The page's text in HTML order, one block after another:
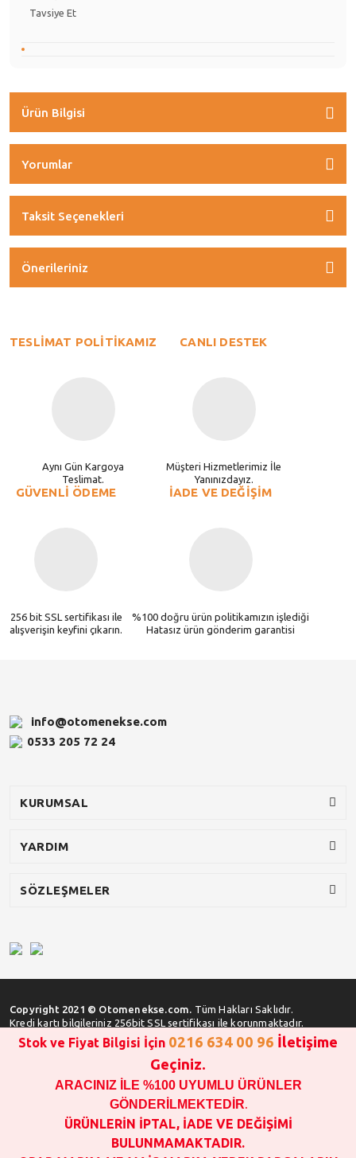
Tavsiye Et
Ürün Bilgisi
Yorumlar
Taksit Seçenekleri
Önerileriniz
TESLİMAT POLİTİKAMIZ
Aynı Gün Kargoya
Teslimat.
CANLI DESTEK
Müşteri Hizmetlerimiz İle
Yanınızdayız.
GÜVENLİ ÖDEME
256 bit SSL sertifikası ile
alışverişin keyfini çıkarın.
İADE VE DEĞİŞİM
%100 doğru ürün politikamızın işlediği
Hatasız ürün gönderim garantisi
info@otomenekse.com
0533 205 72 24
KURUMSAL
YARDIM
SÖZLEŞMELER
Copyright 2021 © Otomenekse.com. Tüm Hakları Saklıdır.
Kredi kartı bilgileriniz 256bit SSL sertifikası ile korunmaktadır.
SATIN ALMA İŞLEMİ YAPMADAN ÖNCE
STOK VE FİYAT BİLGİSİ ALINIZ !!!
1000 TL VE ÜSTÜ SİPARİŞ VERİLEBİLİR!!!
OPAR MARKA VE MAİS MARKA YEDEK PARÇALARIN
GARANTİSİ YOKTUR!!!!!!!!!!!
Stok ve Fiyat Bilgisi İçin 0216 634 00 96 İletişime
Geçiniz.
ARACINIZ İLE %100 UYUMLU ÜRÜNLER
GÖNDERİLMEKTEDİR.
ÜRÜNLERİN İPTAL, İADE VE DEĞİŞİMİ
BULUNMAMAKTADIR.